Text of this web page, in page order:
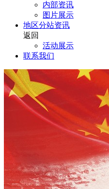
内部资讯
图片展示
地区分站资讯
返回
活动展示
联系我们